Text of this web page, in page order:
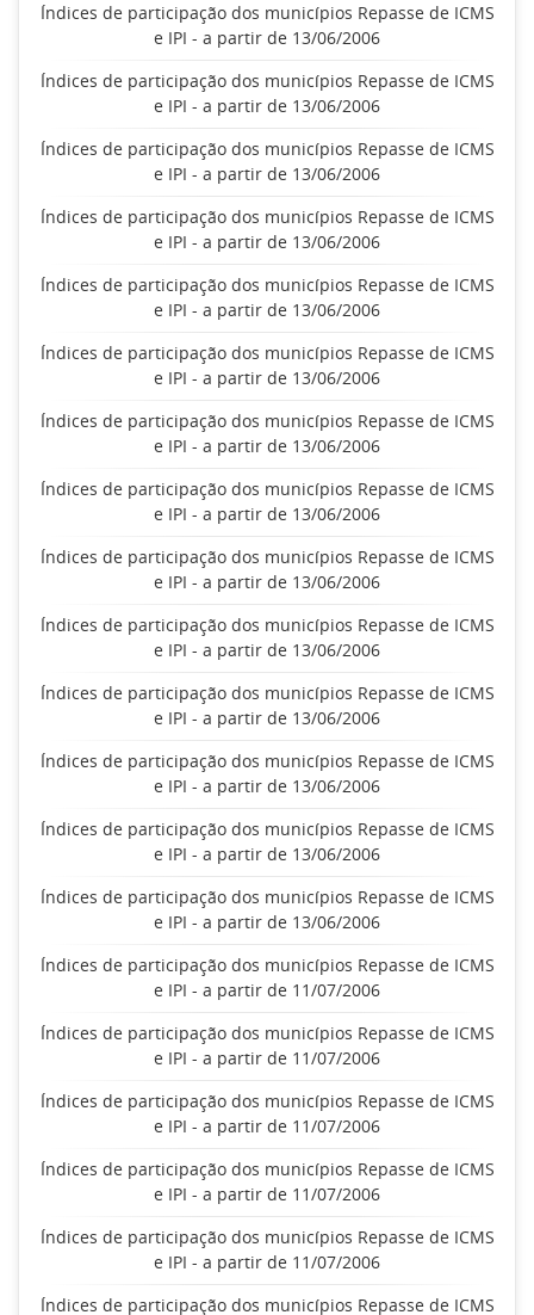
Índices de participação dos municípios Repasse de ICMS
e IPI - a partir de 13/06/2006
Índices de participação dos municípios Repasse de ICMS
e IPI - a partir de 13/06/2006
Índices de participação dos municípios Repasse de ICMS
e IPI - a partir de 13/06/2006
Índices de participação dos municípios Repasse de ICMS
e IPI - a partir de 13/06/2006
Índices de participação dos municípios Repasse de ICMS
e IPI - a partir de 13/06/2006
Índices de participação dos municípios Repasse de ICMS
e IPI - a partir de 13/06/2006
Índices de participação dos municípios Repasse de ICMS
e IPI - a partir de 13/06/2006
Índices de participação dos municípios Repasse de ICMS
e IPI - a partir de 13/06/2006
Índices de participação dos municípios Repasse de ICMS
e IPI - a partir de 13/06/2006
Índices de participação dos municípios Repasse de ICMS
e IPI - a partir de 13/06/2006
Índices de participação dos municípios Repasse de ICMS
e IPI - a partir de 13/06/2006
Índices de participação dos municípios Repasse de ICMS
e IPI - a partir de 13/06/2006
Índices de participação dos municípios Repasse de ICMS
e IPI - a partir de 13/06/2006
Índices de participação dos municípios Repasse de ICMS
e IPI - a partir de 13/06/2006
Índices de participação dos municípios Repasse de ICMS
e IPI - a partir de 11/07/2006
Índices de participação dos municípios Repasse de ICMS
e IPI - a partir de 11/07/2006
Índices de participação dos municípios Repasse de ICMS
e IPI - a partir de 11/07/2006
Índices de participação dos municípios Repasse de ICMS
e IPI - a partir de 11/07/2006
Índices de participação dos municípios Repasse de ICMS
e IPI - a partir de 11/07/2006
Índices de participação dos municípios Repasse de ICMS